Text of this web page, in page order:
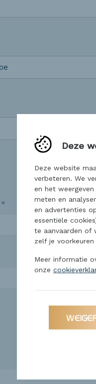
UW
*
Deze
Deze website
verbeteren. We
en het
meten en
en advertenties
essentiële
te aanvaarden of
zelf je
Meer informatie
onze